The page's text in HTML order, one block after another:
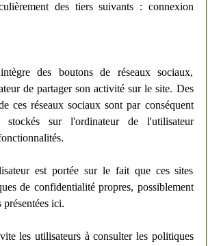
des tiers suivants : connexion
des boutons de réseaux sociaux,
de partager son activité sur le site. Des
ces réseaux sociaux sont par conséquent
stockés sur l'ordinateur de l'utilisateur
est portée sur le fait que ces sites
de confidentialité propres, possiblement
ici.
les utilisateurs à consulter les politiques